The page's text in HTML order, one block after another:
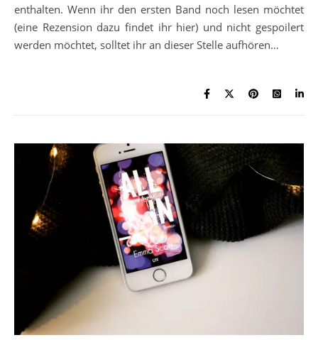
enthalten. Wenn ihr den ersten Band noch lesen möchtet
(eine Rezension dazu findet ihr hier) und nicht gespoilert
werden möchtet, solltet ihr an dieser Stelle aufhören…